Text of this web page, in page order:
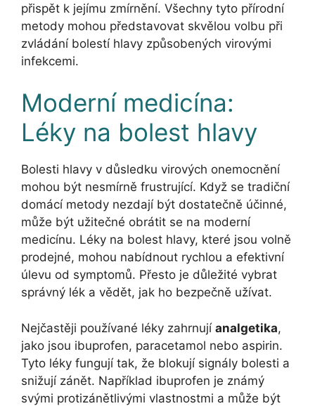
přispět k jejímu zmírnění. Všechny tyto přírodní
metody mohou představovat skvělou volbu při
zvládání bolestí hlavy způsobených virovými
infekcemi.
Moderní medicína:
Léky na bolest hlavy
Bolesti hlavy v důsledku virových onemocnění
mohou být nesmírně frustrující. Když se tradiční
domácí metody nezdají být dostatečně účinné,
může být užitečné obrátit se na moderní
medicínu. Léky na bolest hlavy, které jsou volně
prodejné, mohou nabídnout rychlou a efektivní
úlevu od symptomů. Přesto je důležité vybrat
správný lék a vědět, jak ho bezpečně užívat.
Nejčastěji používané léky zahrnují analgetika,
jako jsou ibuprofen, paracetamol nebo aspirin.
Tyto léky fungují tak, že blokují signály bolesti a
snižují zánět. Například ibuprofen je známý
svými protizánětlivými vlastnostmi a může být